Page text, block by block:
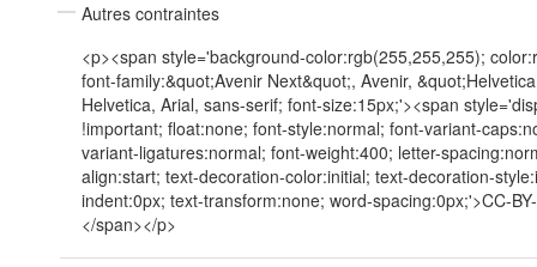
Autres contraintes
<p><span style='background-color:rgb(255,255,255);
font-family:&quot;Avenir Next&quot;, Avenir,
Helvetica, Arial, sans-serif; font-size:15px;'><span
!important; float:none; font-style:normal; font-variant-
variant-ligatures:normal; font-weight:400; letter-
align:start; text-decoration-color:initial; text-decoration-
indent:0px; text-transform:none; word-spacing:0px;'>CC-
</span></p>